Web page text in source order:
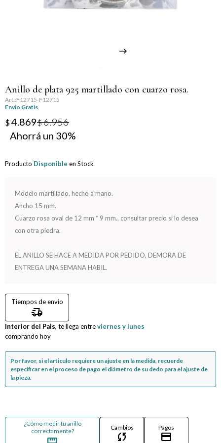
Anillo de plata 925 martillado con cuarzo rosa.
F12715-F12715
Envio Gratis
$4.869$6.956
30
Producto Disponible en Stock
Modelo martillado, hecho a mano.
Ancho 15 mm.
Cuarzo rosa oval de 12 mm * 9 mm., consultar precio si lo desea
con otra piedra.
EL ANILLO SE HACE A MEDIDA POR PEDIDO, DEMORA DE
ENTREGA UNA SEMANA HABIL.
Tiempos de envío
delivery_truck_speed
Interior del Pais, te llega entreviernes y lunes
comprando hoy
Por favor, si el articulo requiere un ajuste en la medida, recuerde
especificar en el proceso de pago el diámetro de su dedo para el ajuste de
la pieza.
¿Cómo medir tu anillo
correctamente?
Cambios
sync
Pagos
credit_card
Día del Amigo
Día del Maestro
Día del Padre
Graduación
Nacimiento
San Valentín
Día del niño